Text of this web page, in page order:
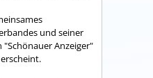
und seiner
Anzeiger"